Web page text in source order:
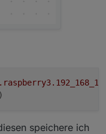
)
speichere ich